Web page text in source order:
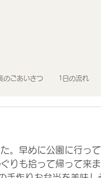
のごあいさつ 1日の流れ
。早めに公園に行っ
りも拾って帰って来